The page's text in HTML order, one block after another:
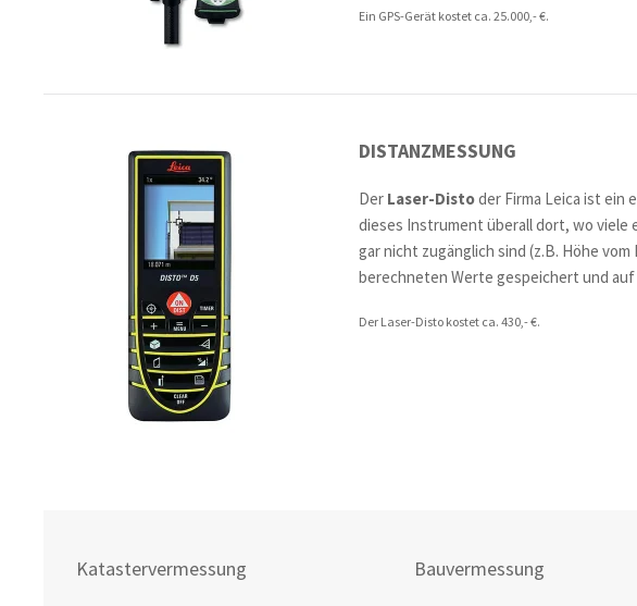
Ein GPS-Gerät kostet ca. 25.000,- €.
DISTANZMESSUNG
Der Laser-Distoder Firma Leica ist ein
dieses Instrument überall dort, wo viele
gar nicht zugänglich sind (z.B. Höhe
berechneten Werte gespeichert und
Der Laser-Disto kostet ca. 430,- €.
Katastervermessung Bauvermessung